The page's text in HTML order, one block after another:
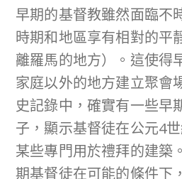
早期的基督教雖然面臨不
時期和地區享有相對的平
離羅馬的地方）。這使得
家庭以外的地方建立聚會
史記錄中，確實有一些早
子，顯示基督徒在公元4
某些專門用於禮拜的建築
期基督徒在可能的條件下